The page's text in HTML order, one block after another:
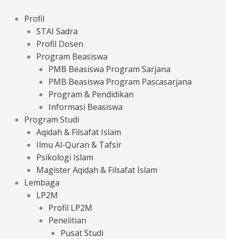
Profil
STAI Sadra
Profil Dosen
Program Beasiswa
PMB Beasiswa Program Sarjana
PMB Beasiswa Program Pascasarjana
Program & Pendidikan
Informasi Beasiswa
Program Studi
Aqidah & Filsafat Islam
Ilmu Al-Quran & Tafsir
Psikologi Islam
Magister Aqidah & Filsafat Islam
Lembaga
LP2M
Profil LP2M
Penelitian
Pusat Studi